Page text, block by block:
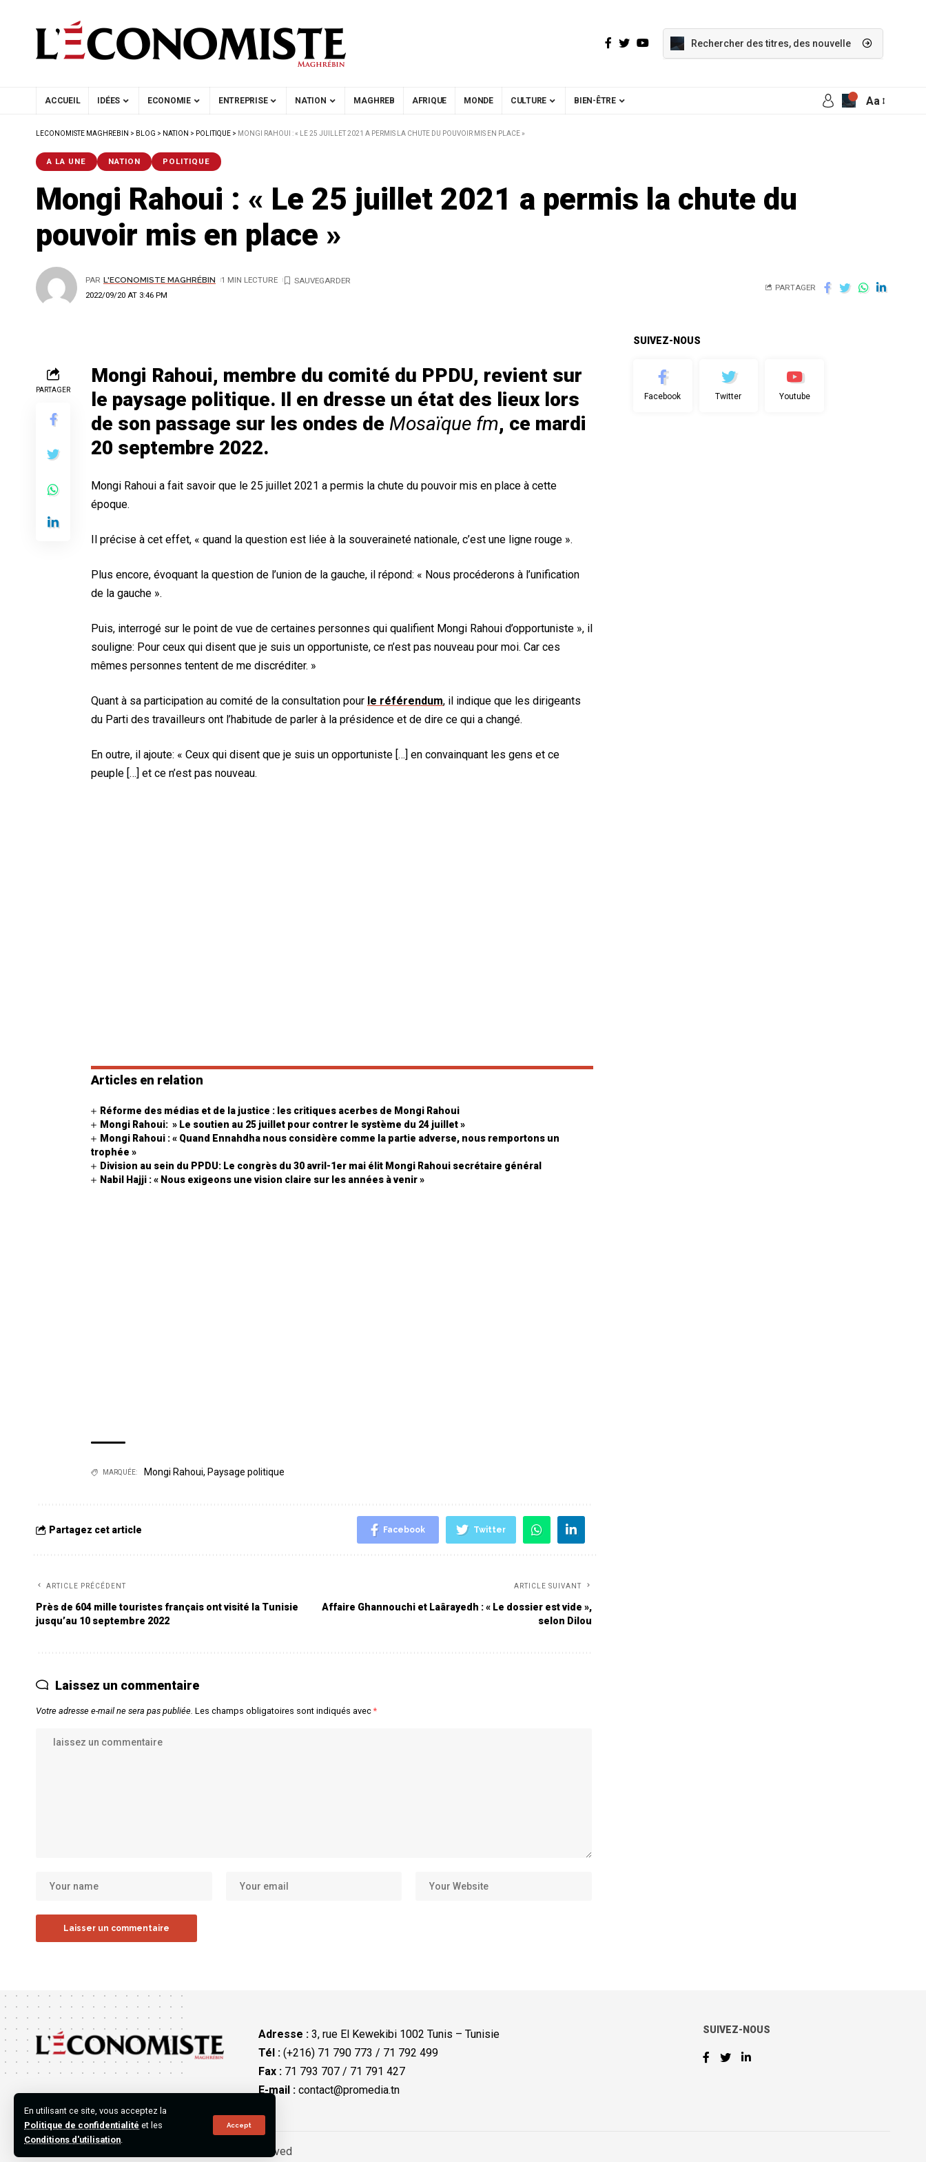
En utilisant ce site, vous acceptez la
Politique de confidentialité et les
Conditions d'utilisation.
Accept
ACCUEIL IDÉES ECONOMIE ENTREPRISE NATION MAGHREB AFRIQUE MONDE CULTURE BIEN-ÊTRE Aa
LECONOMISTE MAGHREBIN > BLOG > NATION > POLITIQUE > MONGI RAHOUI : « LE 25 JUILLET 2021 A PERMIS LA CHUTE DU POUVOIR MIS EN PLACE »
A LA UNE NATION POLITIQUE
Mongi Rahoui : « Le 25 juillet 2021 a permis la chute du
pouvoir mis en place »
2022/09/20 AT 3:46 PM
PAR L'ECONOMISTE MAGHRÉBIN 1 MIN LECTURE
PARTAGER
PARTAGER
Mongi Rahoui, membre du comité du PPDU, revient sur
le paysage politique. Il en dresse un état des lieux lors
de son passage sur les ondes de Mosaïque fm, ce mardi
20 septembre 2022.
Mongi Rahoui a fait savoir que le 25 juillet 2021 a permis la chute du pouvoir mis en place à cette
époque.
Il précise à cet effet, « quand la question est liée à la souveraineté nationale, c’est une ligne rouge ».
Plus encore, évoquant la question de l’union de la gauche, il répond: « Nous procéderons à l’unification
de la gauche ».
Puis, interrogé sur le point de vue de certaines personnes qui qualifient Mongi Rahoui d’opportuniste », il
souligne: Pour ceux qui disent que je suis un opportuniste, ce n’est pas nouveau pour moi. Car ces
mêmes personnes tentent de me discréditer. »
Quant à sa participation au comité de la consultation pour le référendum, il indique que les dirigeants
du Parti des travailleurs ont l’habitude de parler à la présidence et de dire ce qui a changé.
En outre, il ajoute: « Ceux qui disent que je suis un opportuniste […] en convainquant les gens et ce
peuple […] et ce n’est pas nouveau.
Articles en relation
Réforme des médias et de la justice : les critiques acerbes de Mongi Rahoui
Mongi Rahoui: » Le soutien au 25 juillet pour contrer le système du 24 juillet »
Mongi Rahoui : « Quand Ennahdha nous considère comme la partie adverse, nous remportons un
trophée »
Division au sein du PPDU: Le congrès du 30 avril-1er mai élit Mongi Rahoui secrétaire général
Nabil Hajji : « Nous exigeons une vision claire sur les années à venir »
MARQUÉE: Mongi Rahoui, Paysage politique
Partagez cet article Facebook Twitter
ARTICLE PRÉCÉDENT
Près de 604 mille touristes français ont visité la Tunisie
jusqu’au 10 septembre 2022
ARTICLE SUIVANT
Affaire Ghannouchi et Laârayedh : « Le dossier est vide »,
selon Dilou
Laissez un commentaire
Votre adresse e-mail ne sera pas publiée. Les champs obligatoires sont indiqués avec*
SUIVEZ-NOUS
Facebook Twitter Youtube
Adresse : 3, rue El Kewekibi 1002 Tunis – Tunisie
Tél :(+216) 71 790 773 / 71 792 499
Fax :71 793 707 / 71 791 427
E-mail : contact@promedia.tn
SUIVEZ-NOUS
©2023 L’Économiste Maghrébin, All Rights Reserved